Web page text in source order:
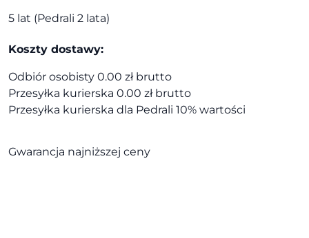
5 lat (Pedrali 2 lata)
Koszty dostawy:
Odbiór osobisty 0.00 zł brutto
Przesyłka kurierska 0.00 zł brutto
Przesyłka kurierska dla Pedrali 10% wartości
Gwarancja najniższej ceny